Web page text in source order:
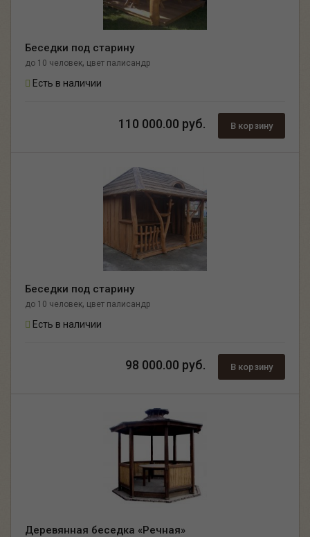
Беседки под старину
до 10 человек, цвет палисандр
Есть в наличии
110 000.00 руб. В корзину
Беседки под старину
до 10 человек, цвет палисандр
Есть в наличии
98 000.00 руб. В корзину
Деревянная беседка «Речная»